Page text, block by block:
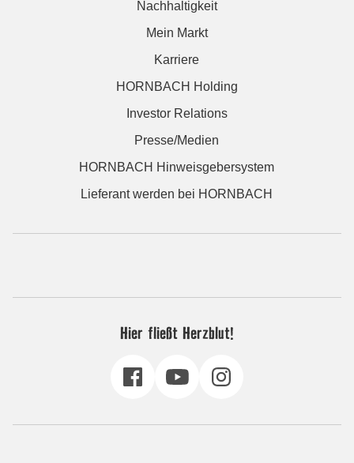
Nachhaltigkeit
Mein Markt
Karriere
HORNBACH Holding
Investor Relations
Presse/Medien
HORNBACH Hinweisgebersystem
Lieferant werden bei HORNBACH
Hier fließt Herzblut!